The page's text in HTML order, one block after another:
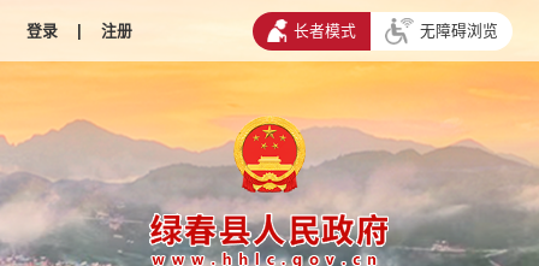
登录 | 注册 长者模式 无障碍浏览